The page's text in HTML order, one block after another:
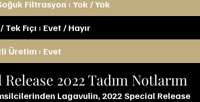
Filtrasyon : Yok / Yok
Tek Fıçı : Evet / Hayır
Üretim : Evet
2022 Tadım Notlarım
Lagavulin, 2022 Special Release